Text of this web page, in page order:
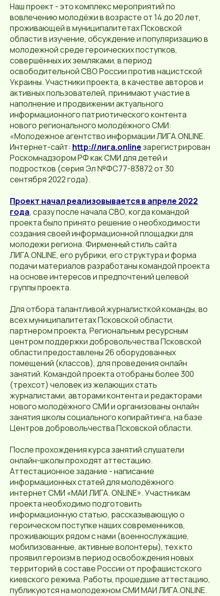
Наш проект - это комплекс мероприятий по
вовлечению молодёжи в возрасте от 14 до 20 лет,
проживающей в муниципалитетах Псковской
области в изучение, обсуждение и популяризацию в
молодежной среде героических поступков,
совершённых их земляками, в период
освободительной СВО России против нацистской
Украины. Участники проекта, в качестве авторов и
активных пользователей, принимают участие в
наполнение и продвижении актуального
информационного патриотического контента
нового регионального молодёжного СМИ:
«Молодежное агентство информации ЛИГА.ONLINE.
Интернет-сайт: http://лига.onlineзарегистрирован
Роскомнадзором РФ как СМИ для детей и
подростков (серия Эл №ФС77-83872 от 30
сентября 2022 года).
Проект начал реализовывается в апреле 2022
года, сразу после начала СВО, когда командой
проекта было принято решение о необходимости
создания своей информационной площадки для
молодежи региона. Фирменный стиль сайта
ЛИГА.ONLINE, его рубрики, его структура и форма
подачи материалов разработаны командой проекта
на основе интересов и предпочтений целевой
группы проекта.
Для отбора талантливой журналисткой команды, во
всех муниципалитетах Псковской области,
партнером проекта, Региональным ресурсным
центром поддержки добровольчества Псковской
области предоставлены 26 оборудованных
помещений (классов), для проведения онлайн
занятий. Командой проекта отобраны более 300
(трехсот) человек из желающих стать
журналистами, авторами контента и редакторами
нового молодёжного СМИ и организованы онлайн
занятия школы социального копирайтинга, на базе
Центров добровольчества Псковской области.
После прохождения курса занятий слушатели
онлайн-школы проходят аттестацию.
Аттестационное задание - написание
информационных статей для молодёжного
интернет СМИ «МАИ ЛИГА. ONLINE». Участникам
проекта необходимо подготовить
информационную статью, рассказывающую о
героическом поступке наших современников,
проживающих рядом с нами (военнослужащие,
мобилизованные, активные волонтеры), тех кто
проявил героизм в период освобождения новых
территорий в составе России от профашистского
киевского режима. Работы, прошедшие аттестацию,
публикуются на молодежном СМИ МАИ ЛИГА.ONLINE.